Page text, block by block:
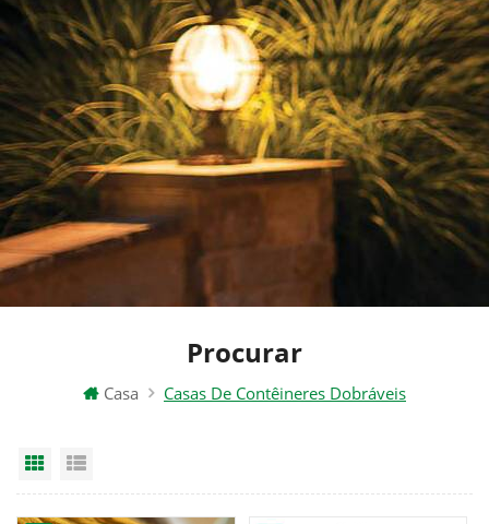
Procurar
Casa Casas De Contêineres Dobráveis
Grid View